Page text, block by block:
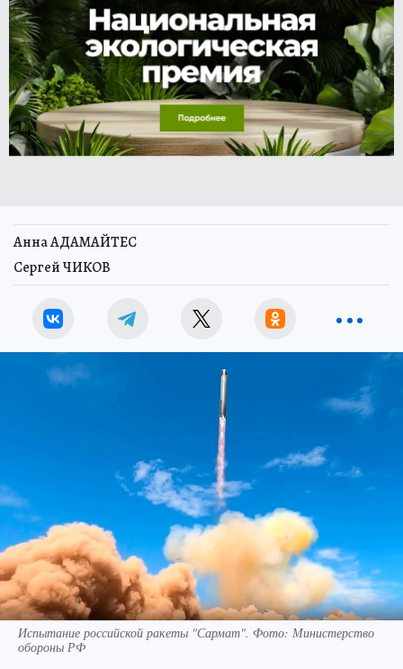
Анна АДАМАЙТЕС
Сергей ЧИКОВ
Испытание российской ракеты "Сармат". Фото: Министерство
обороны РФ